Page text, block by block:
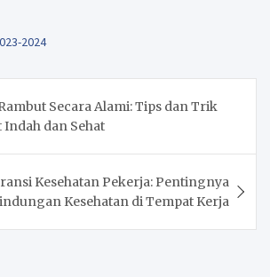
2024
Secara Alami: Tips dan Trik
dan Sehat
Kesehatan Pekerja: Pentingnya
Kesehatan di Tempat Kerja